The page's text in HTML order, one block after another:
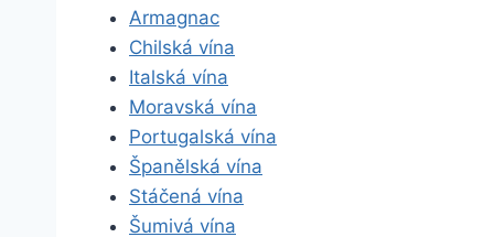
Armagnac
Chilská vína
Italská vína
Moravská vína
Portugalská vína
Španělská vína
Stáčená vína
Šumivá vína